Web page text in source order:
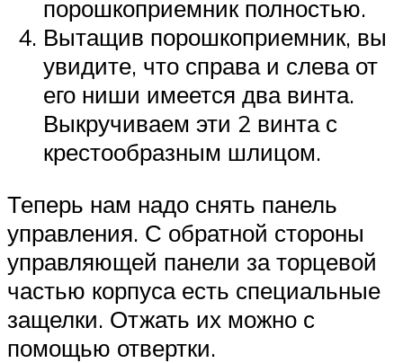
порошкоприемник полностью.
Вытащив порошкоприемник, вы
увидите, что справа и слева от
его ниши имеется два винта.
Выкручиваем эти 2 винта с
крестообразным шлицом.
Теперь нам надо снять панель
управления. С обратной стороны
управляющей панели за торцевой
частью корпуса есть специальные
защелки. Отжать их можно с
помощью отвертки.